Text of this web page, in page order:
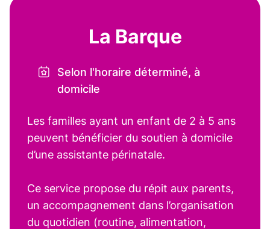
La Barque
Selon l'horaire déterminé, à
domicile
Les familles ayant un enfant de 2 à 5 ans
peuvent bénéficier du soutien à domicile
d’une assistante périnatale.
Ce service propose du répit aux parents,
un accompagnement dans l’organisation
du quotidien (routine, alimentation,